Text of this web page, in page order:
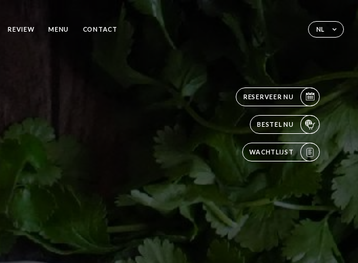
NL
REVIEW MENU CONTACT
RESERVEER NU
BESTEL NU
WACHTLIJST